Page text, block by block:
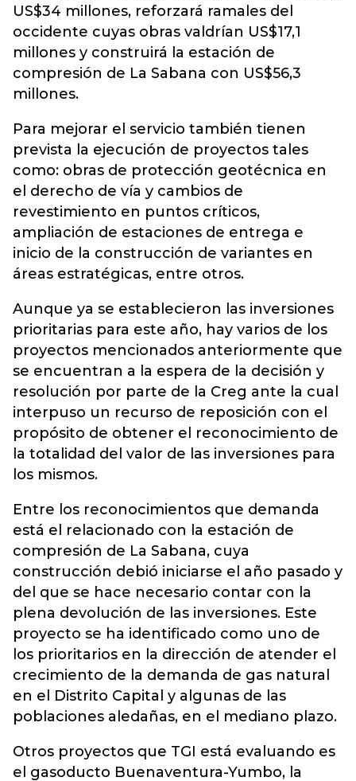
US$34 millones, reforzará ramales del
occidente cuyas obras valdrían US$17,1
millones y construirá la estación de
compresión de La Sabana con US$56,3
millones.
Para mejorar el servicio también tienen
prevista la ejecución de proyectos tales
como: obras de protección geotécnica en
el derecho de vía y cambios de
revestimiento en puntos críticos,
ampliación de estaciones de entrega e
inicio de la construcción de variantes en
áreas estratégicas, entre otros.
Aunque ya se establecieron las inversiones
prioritarias para este año, hay varios de los
proyectos mencionados anteriormente que
se encuentran a la espera de la decisión y
resolución por parte de la Creg ante la cual
interpuso un recurso de reposición con el
propósito de obtener el reconocimiento de
la totalidad del valor de las inversiones para
los mismos.
Entre los reconocimientos que demanda
está el relacionado con la estación de
compresión de La Sabana, cuya
construcción debió iniciarse el año pasado y
del que se hace necesario contar con la
plena devolución de las inversiones. Este
proyecto se ha identificado como uno de
los prioritarios en la dirección de atender el
crecimiento de la demanda de gas natural
en el Distrito Capital y algunas de las
poblaciones aledañas, en el mediano plazo.
Otros proyectos que TGI está evaluando es
el gasoducto Buenaventura-Yumbo, la